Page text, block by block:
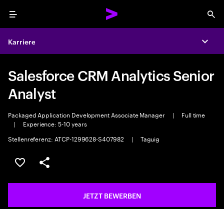
Menu
Karriere
Salesforce CRM Analytics Senior
Analyst
Packaged Application Development Associate Manager |
Full time
|
Experience: 5-10 years
Stellenreferenz: ATCP-1299628-S407982
| Taguig
JOB SPEICHERN
Teilen
JETZT BEWERBEN